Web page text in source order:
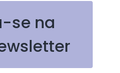
se na